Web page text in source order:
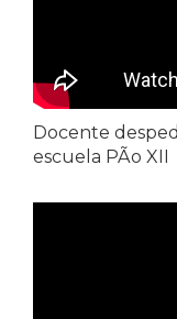
Docente
escuela PÃ­o XII